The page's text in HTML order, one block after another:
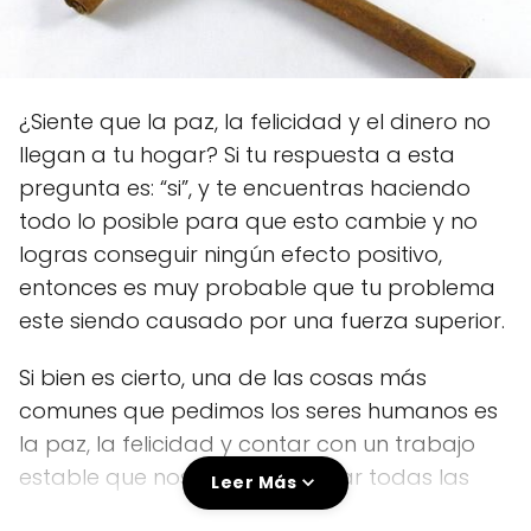
¿Siente que la paz, la felicidad y el dinero no
llegan a tu hogar? Si tu respuesta a esta
pregunta es: “si”, y te encuentras haciendo
todo lo posible para que esto cambie y no
logras conseguir ningún efecto positivo,
entonces es muy probable que tu problema
este siendo causado por una fuerza superior.
Si bien es cierto, una de las cosas más
comunes que pedimos los seres humanos es
la paz, la felicidad y contar con un trabajo
estable que nos ayude a pagar todas las
cosas que necesitamos o que creamos
Leer Más